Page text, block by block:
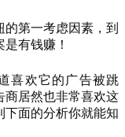
第一考虑因素，到
有钱赚！
喜欢它的广告被跳
商居然也非常喜欢这
下面的分析你就能知